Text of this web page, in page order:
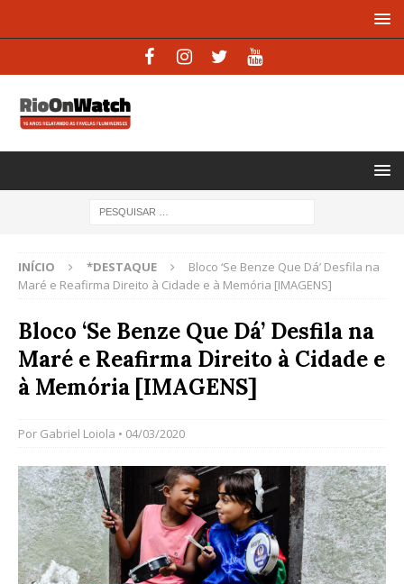
INÍCIO *DESTAQUE
Bloco ‘Se Benze Que Dá’ Desfila na
Maré e Reafirma Direito à Cidade e à Memória [IMAGENS]
Bloco ‘Se Benze Que Dá’ Desfila na
Maré e Reafirma Direito à Cidade e
à Memória [IMAGENS]
Por Gabriel Loiola • 04/03/2020